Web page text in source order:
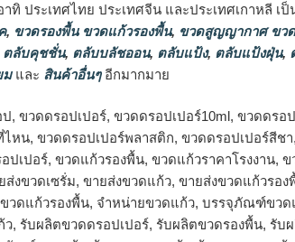
าทิ ประเทศไทย ประเทศจีน และประเทศเกาหลี
, ขวดรองพื้น ขวดแก้วรองพื้น, ขวดสูญญากาศ ขว
ตลับคุชชั่น, ตลับบลัชออน, ตลับแป้ง, ตลับแป้งฝุ่น,
มและ สินค้าอื่นๆอีกมากมาย
ขวดดรอปเปอร์, ขวดดรอปเปอร์10ml, ขวดดรอ
หน, ขวดดรอปเปอร์พลาสติก, ขวดดรอปเปอร์สี
เปอร์, ขวดแก้วรองพื้น, ขวดแก้วราคาโรงงาน,
ส่งขวดเซรั่ม, ขายส่งขวดแก้ว, ขายส่งขวดแก้วร
วดแก้วรองพื้น, จําหน่ายขวดแก้ว, บรรจุภัณฑ์ขว
, รับผลิตขวดดรอปเปอร์, รับผลิตขวดรองพื้น, รั